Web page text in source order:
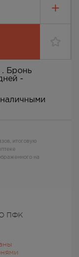
ПФК
. Бронь
-
итоговую
на